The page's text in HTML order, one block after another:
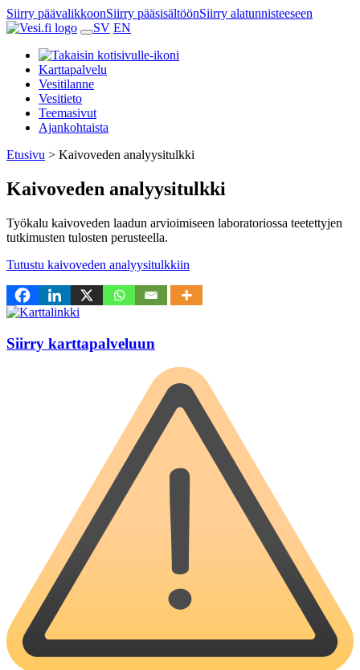
Siirry päävalikkoonSiirry pääsisältöönSiirry alatunnisteeseen
SV EN
Karttapalvelu
Vesitilanne
Vesitieto
Teemasivut
Ajankohtaista
Etusivu > Kaivoveden analyysitulkki
Kaivoveden analyysitulkki
Työkalu kaivoveden laadun arvioimiseen laboratoriossa teetettyjen
tutkimusten tulosten perusteella.
Tutustu kaivoveden analyysitulkkiin
Siirry karttapalveluun